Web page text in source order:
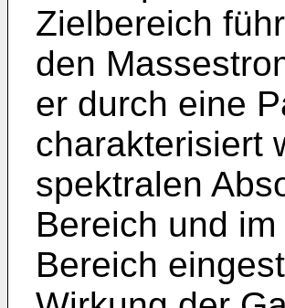
Zielbereich
den
er durch eine
charakterisiert
spektralen
Bereich und
Bereich